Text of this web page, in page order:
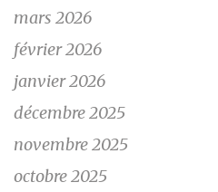
mars 2026
février 2026
janvier 2026
décembre 2025
novembre 2025
octobre 2025